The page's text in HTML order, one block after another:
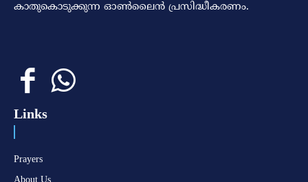
കാതുകൊടുക്കുന്ന ഓണ്‍ലൈന്‍ പ്രസിദ്ധീകരണം.
Links
Prayers
About Us